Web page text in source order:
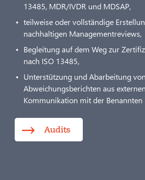
13485, MDR/IVDR und MDSAP,
teilweise oder vollständige
nachhaltigen Managementreviews,
Begleitung auf dem Weg zur
nach ISO 13485,
Unterstützung und Abarbeitung von
Abweichungsberichten aus
Kommunikation mit der Benannten
Audits